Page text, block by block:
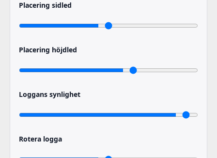
Placering sidled
Placering höjdled
Loggans synlighet
Rotera logga